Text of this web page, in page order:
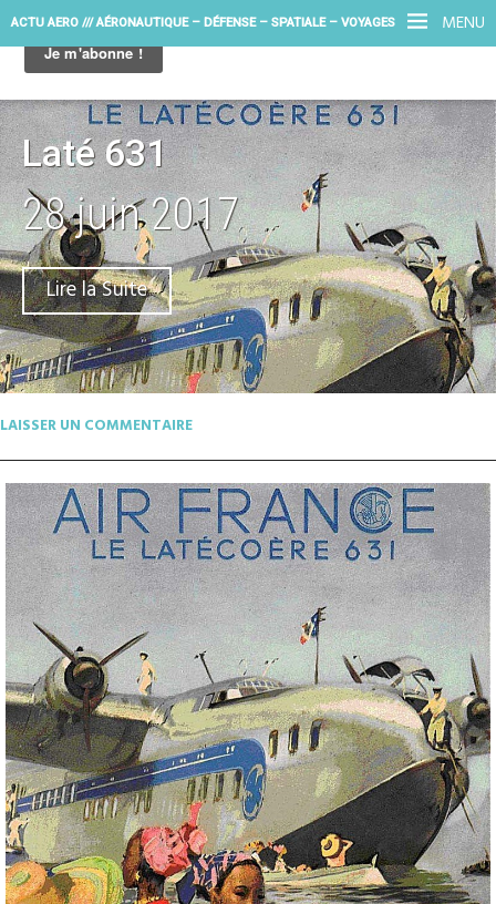
MENU
ACTU AERO /// AÉRONAUTIQUE – DÉFENSE – SPATIALE – VOYAGES
Laté 631
28 juin 2017
Lire la Suite
LAISSER UN COMMENTAIRE